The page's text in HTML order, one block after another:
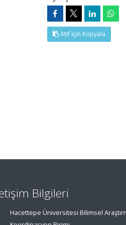
Atıf İçin Kopyala
Bilgileri
Hacettepe Üniversitesi Bilimsel